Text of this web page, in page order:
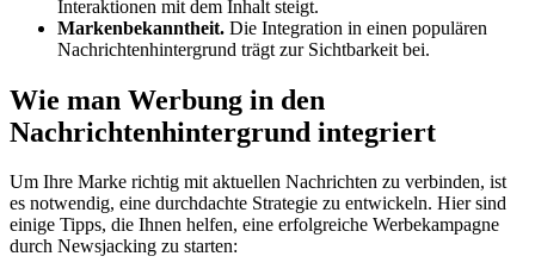
Interaktionen mit dem Inhalt steigt.
Markenbekanntheit. Die Integration in einen populären
Nachrichtenhintergrund trägt zur Sichtbarkeit bei.
Wie man Werbung in den
Nachrichtenhintergrund integriert
Um Ihre Marke richtig mit aktuellen Nachrichten zu verbinden, ist
es notwendig, eine durchdachte Strategie zu entwickeln. Hier sind
einige Tipps, die Ihnen helfen, eine erfolgreiche Werbekampagne
durch Newsjacking zu starten: